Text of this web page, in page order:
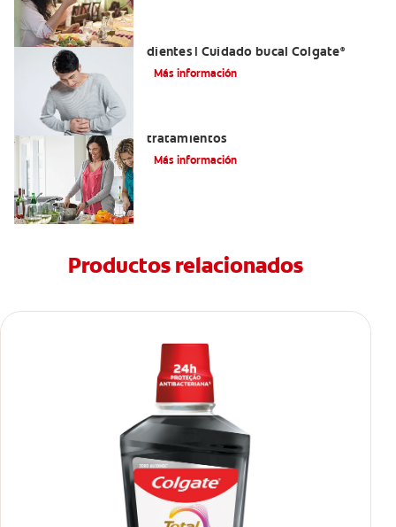
dientes | Cuidado bucal Colgate®
Más información
tratamientos
Más información
Productos relacionados